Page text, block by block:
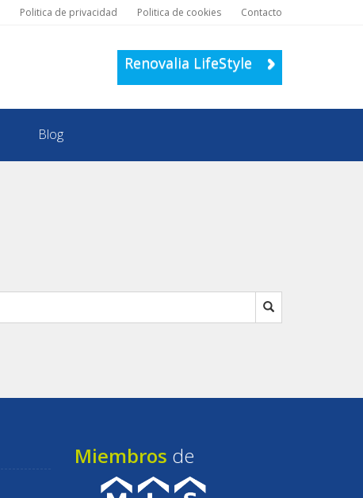
Politica de privacidad Politica de cookies Contacto
Renovalia LifeStyle
Blog
Miembros de